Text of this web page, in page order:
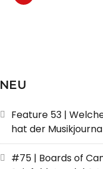
NEU
Feature 53 |
hat der
#75 | Boards of